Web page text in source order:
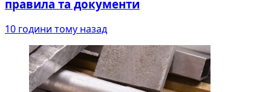
правила та документи
10 години тому назад